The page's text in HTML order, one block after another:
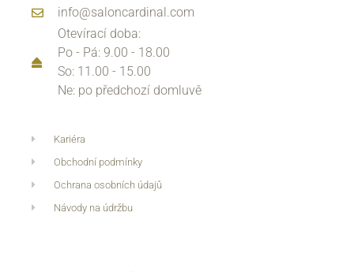
info@saloncardinal.com
Otevírací doba:
Po - Pá: 9.00 - 18.00
So: 11.00 - 15.00
Ne: po předchozí domluvě
Kariéra
Obchodní podmínky
Ochrana osobních údajů
Návody na údržbu